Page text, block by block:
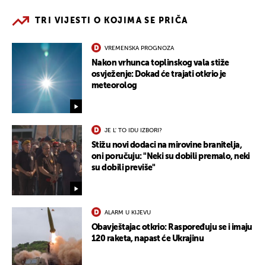
TRI VIJESTI O KOJIMA SE PRIČA
VREMENSKA PROGNOZA
Nakon vrhunca toplinskog vala stiže
osvježenje: Dokad će trajati otkrio je
meteorolog
JE L' TO IDU IZBORI?
Stižu novi dodaci na mirovine branitelja,
oni poručuju: "Neki su dobili premalo, neki
su dobili previše"
ALARM U KIJEVU
Obavještajac otkrio: Raspoređuju se i imaju
120 raketa, napast će Ukrajinu